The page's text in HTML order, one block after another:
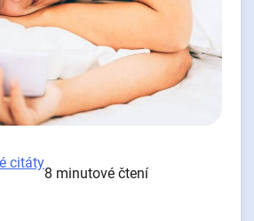
citáty
8 minutové čtení